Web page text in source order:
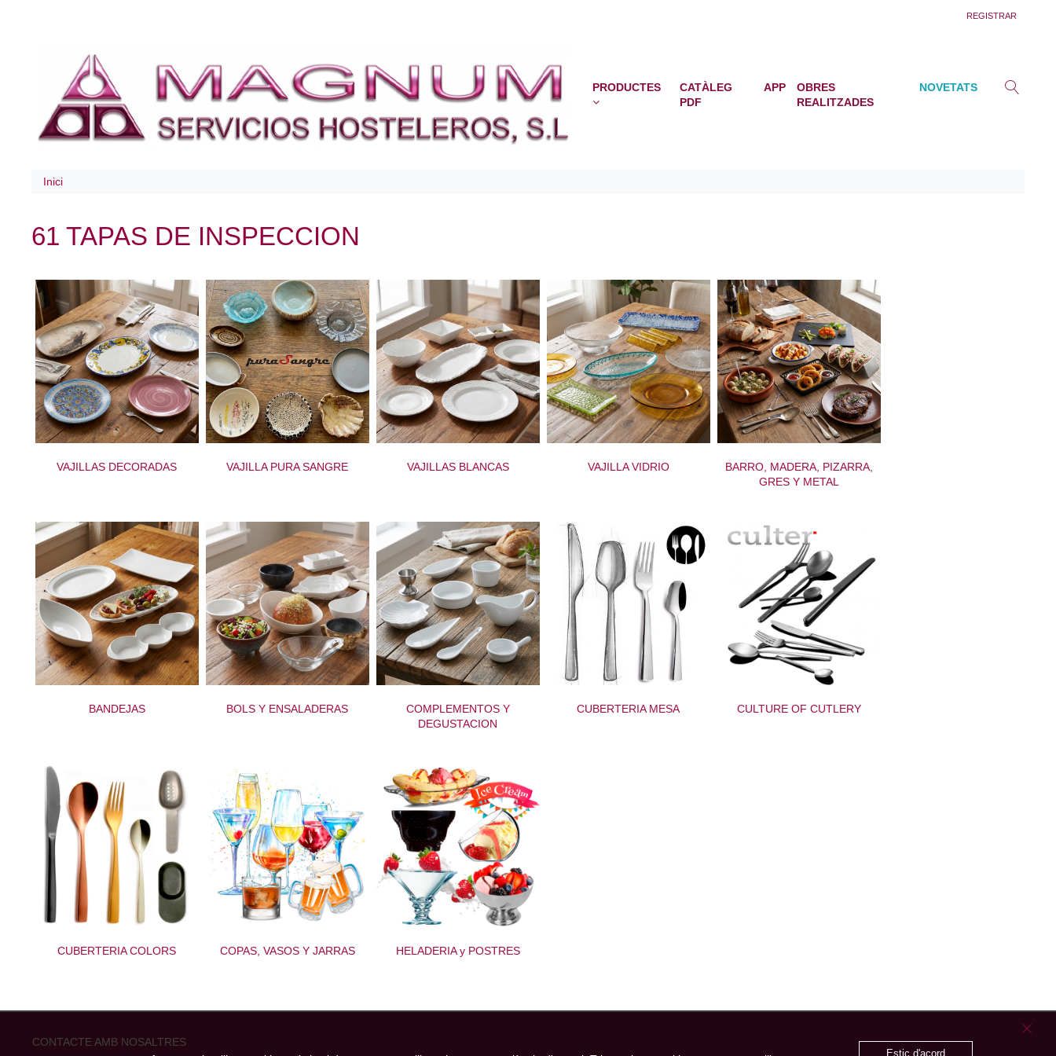
REGISTRAR
PRODUCTES
CATÀLEG
PDF
APP
OBRES
REALITZADES
NOVETATS
Inici
61 TAPAS DE INSPECCION
VAJILLAS DECORADAS VAJILLA PURA SANGRE VAJILLAS BLANCAS VAJILLA VIDRIO
BARRO, MADERA, PIZARRA,
GRES Y METAL
BANDEJAS BOLS Y ENSALADERAS
COMPLEMENTOS Y
DEGUSTACION
CUBERTERIA MESA CULTURE OF CUTLERY
CUBERTERIA COLORS COPAS, VASOS Y JARRAS HELADERIA y POSTRES
CONTACTE AMB NOSALTRES
Estic d'acord